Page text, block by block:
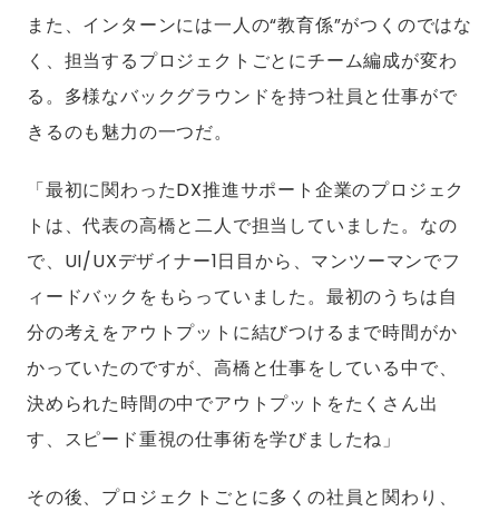
また、インターンには一人の“教育係”がつくのではな
く、担当するプロジェクトごとにチーム編成が変わ
る。多様なバックグラウンドを持つ社員と仕事がで
きるのも魅力の一つだ。
「最初に関わったDX推進サポート企業のプロジェク
トは、代表の高橋と二人で担当していました。なの
で、UI/UXデザイナー1日目から、マンツーマンでフ
ィードバックをもらっていました。最初のうちは自
分の考えをアウトプットに結びつけるまで時間がか
かっていたのですが、高橋と仕事をしている中で、
決められた時間の中でアウトプットをたくさん出
す、スピード重視の仕事術を学びましたね」
その後、プロジェクトごとに多くの社員と関わり、